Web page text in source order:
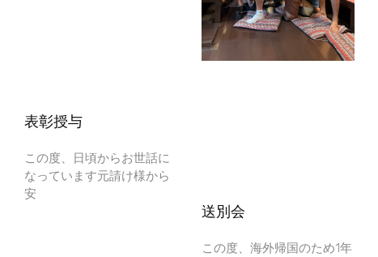
表彰授与
この度、日頃からお世話に
なっています元請け様から
安
送別会
この度、海外帰国のため1年